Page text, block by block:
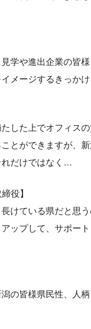
学や進出企業の皆
メージするきっか
した上でオフィス
とができますが、
れだけではなく…
役】
けている県だと思
ップして、サポー
の皆様県民性、人